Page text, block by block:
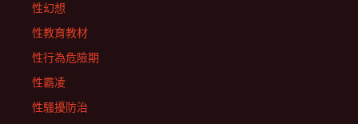
性幻想
性教育教材
性行為危險期
性霸凌
性騷擾防治